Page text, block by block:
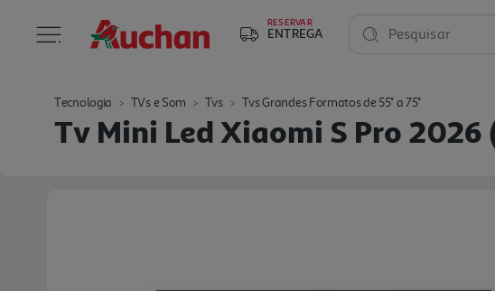
RESERVAR
ENTREGA Pesquisar
Tecnologia TVs e Som Tvs Tvs Grandes Formatos de 55'' a 75''
Tv Mini Led Xiaomi S Pro 2026